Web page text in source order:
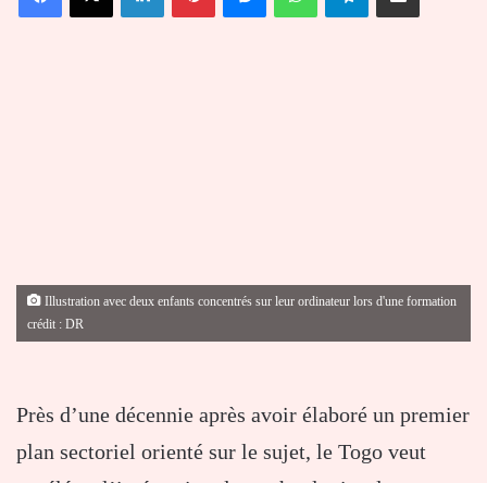
Illustration avec deux enfants concentrés sur leur ordinateur lors d'une formation
crédit : DR
Près d’une décennie après avoir élaboré un premier
plan sectoriel orienté sur le sujet, le Togo veut